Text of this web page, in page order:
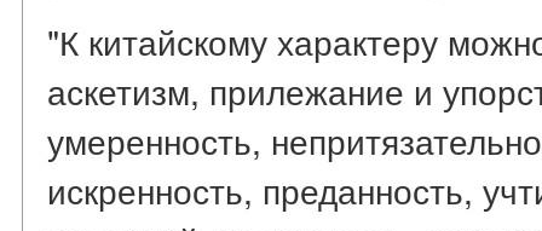
"К китайскому характеру
аскетизм, прилежание и
умеренность,
искренность, преданность,